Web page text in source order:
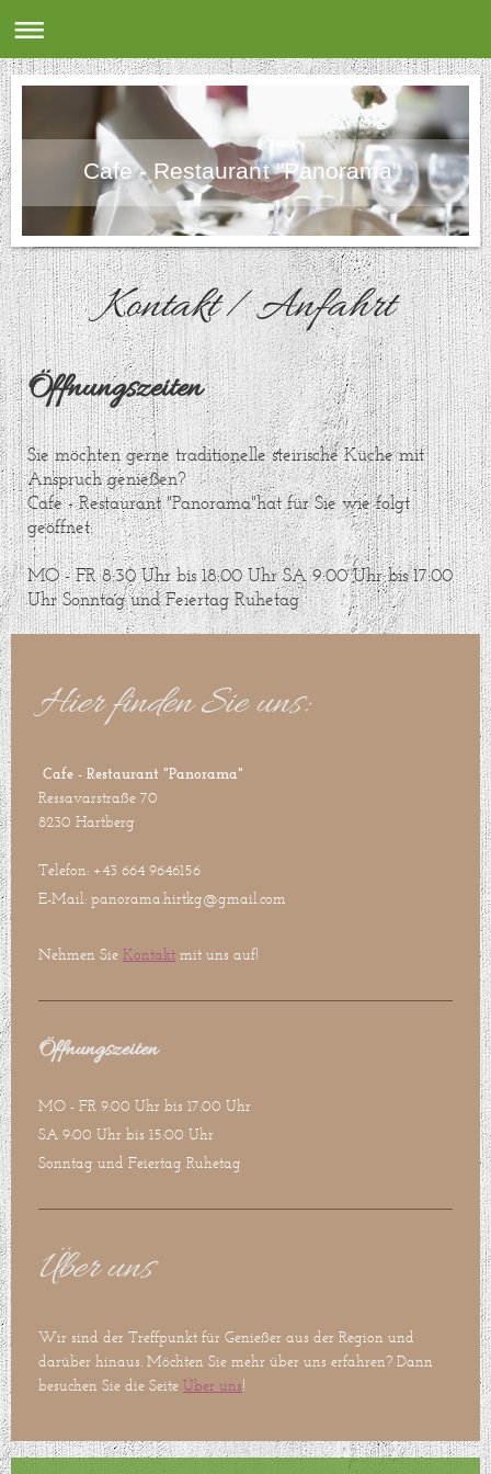
Cafe - Restaurant "Panorama"
Kontakt / Anfahrt
Öffnungszeiten
Sie möchten gerne traditionelle steirische Küche mit
Anspruch genießen?
Cafe - Restaurant "Panorama"hat für Sie wie folgt
geöffnet:
MO - FR 8:30 Uhr bis 18:00 Uhr SA 9:00 Uhr bis 17:00
Uhr Sonntag und Feiertag Ruhetag
Hier finden Sie uns:
Cafe - Restaurant "Panorama"
Ressavarstraße 70
8230 Hartberg
Telefon: +43 664 9646156
E-Mail: panorama.hirtkg@gmail.com
Nehmen Sie Kontakt mit uns auf!
Öffnungszeiten
MO - FR 9:00 Uhr bis 17:00 Uhr
SA 9:00 Uhr bis 15:00 Uhr
Sonntag und Feiertag Ruhetag
Über uns
Wir sind der Treffpunkt für Genießer aus der Region und
darüber hinaus. Möchten Sie mehr über uns erfahren? Dann
besuchen Sie die Seite Über uns!